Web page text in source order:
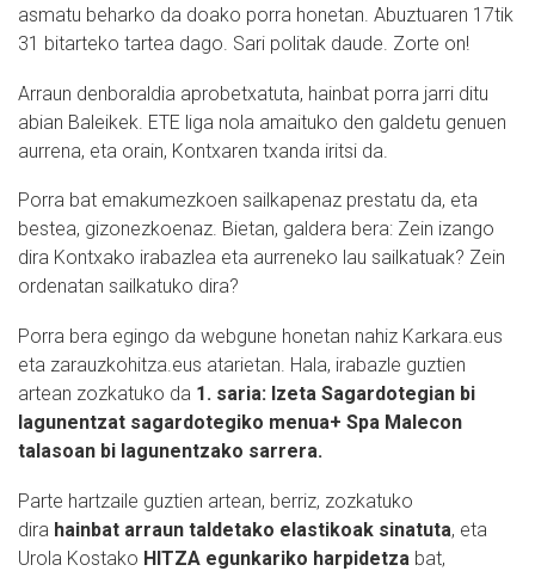
asmatu beharko da doako porra honetan. Abuztuaren 17tik
31 bitarteko tartea dago. Sari politak daude. Zorte on!
Arraun denboraldia aprobetxatuta, hainbat porra jarri ditu
abian Baleikek. ETE liga nola amaituko den galdetu genuen
aurrena, eta orain, Kontxaren txanda iritsi da.
Porra bat emakumezkoen sailkapenaz prestatu da, eta
bestea, gizonezkoenaz. Bietan, galdera bera: Zein izango
dira Kontxako irabazlea eta aurreneko lau sailkatuak? Zein
ordenatan sailkatuko dira?
Porra bera egingo da webgune honetan nahiz Karkara.eus
eta zarauzkohitza.eus atarietan. Hala, irabazle guztien
artean zozkatuko da 1. saria: Izeta Sagardotegian bi
lagunentzat sagardotegiko menua+ Spa Malecon
talasoan bi lagunentzako sarrera.
Parte hartzaile guztien artean, berriz, zozkatuko
dira hainbat arraun taldetako elastikoak sinatuta, eta
Urola Kostako HITZA egunkariko harpidetza bat,